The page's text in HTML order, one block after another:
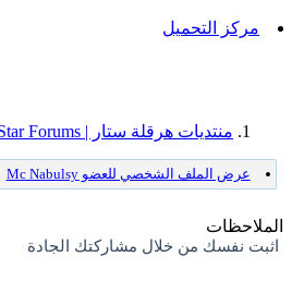
مركز التحميل
منتديات هرقلة ستار | Hergla Star Forums
عرض الملف الشخصي للعضو Mc Nabulsy
الملاحظات
اثبت نفسك من خلال مشاركتك الجادة